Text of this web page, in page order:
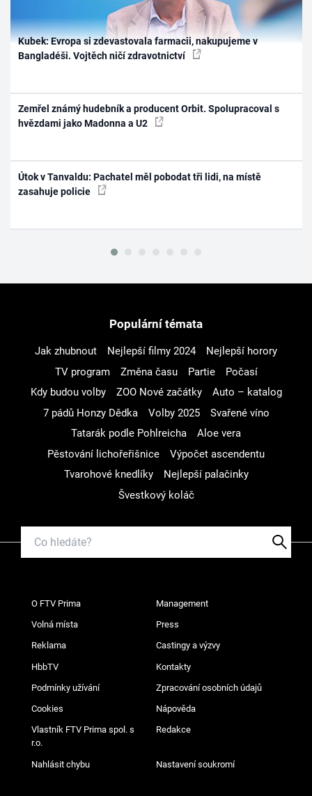
Kubek: Evropa si zdevastovala farmacii, nakupujeme v
Bangladéši. Vojtěch ničí zdravotnictví
Zemřel známý hudebník a producent Orbit. Spolupracoval s
hvězdami jako Madonna a U2
Útok v Tanvaldu: Pachatel měl pobodat tři lidi, na místě
zasahuje policie
Populární témata
Jak zhubnout Nejlepší filmy 2024
Nejlepší horory
TV program
Změna času Partie
Počasí
Kdy budou volby
ZOO Nové začátky
Auto – katalog
7 pádů Honzy Dědka
Volby 2025
Svařené víno
Tatarák podle Pohlreicha
Aloe vera
Pěstování lichořeřišnice
Výpočet ascendentu
Tvarohové knedlíky
Nejlepší palačinky
Švestkový koláč
O FTV Prima Management
Volná místa Press
Reklama Castingy a výzvy
HbbTV Kontakty
Podmínky užívání Zpracování osobních údajů
Cookies Nápověda
Vlastník FTV Prima spol. s
r.o.
Redakce
Nahlásit chybu Nastavení soukromí